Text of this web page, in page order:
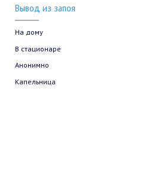
Вывод из запоя
На дому
В стационаре
Анонимно
Капельница